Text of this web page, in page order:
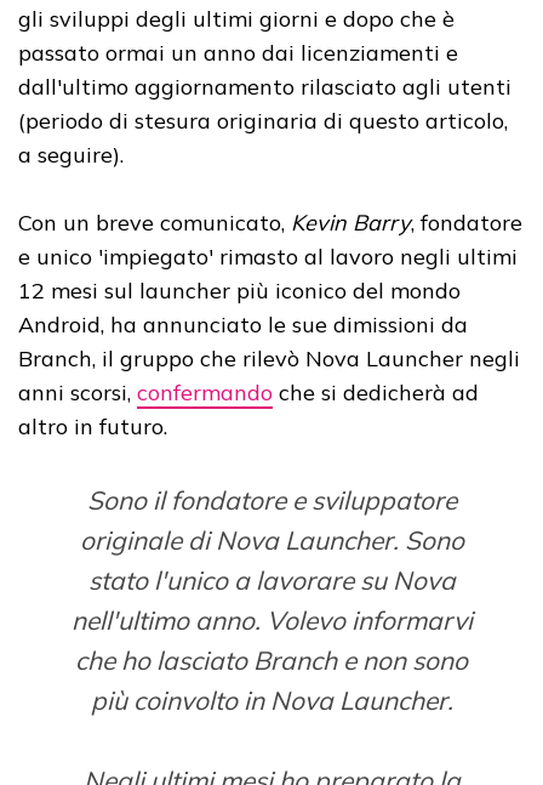
gli sviluppi degli ultimi giorni e dopo che è
passato ormai un anno dai licenziamenti e
dall'ultimo aggiornamento rilasciato agli utenti
(periodo di stesura originaria di questo articolo,
a seguire).
Con un breve comunicato, Kevin Barry, fondatore
e unico 'impiegato' rimasto al lavoro negli ultimi
12 mesi sul launcher più iconico del mondo
Android, ha annunciato le sue dimissioni da
Branch, il gruppo che rilevò Nova Launcher negli
anni scorsi, confermando che si dedicherà ad
altro in futuro.
Sono il fondatore e sviluppatore
originale di Nova Launcher. Sono
stato l'unico a lavorare su Nova
nell'ultimo anno. Volevo informarvi
che ho lasciato Branch e non sono
più coinvolto in Nova Launcher.